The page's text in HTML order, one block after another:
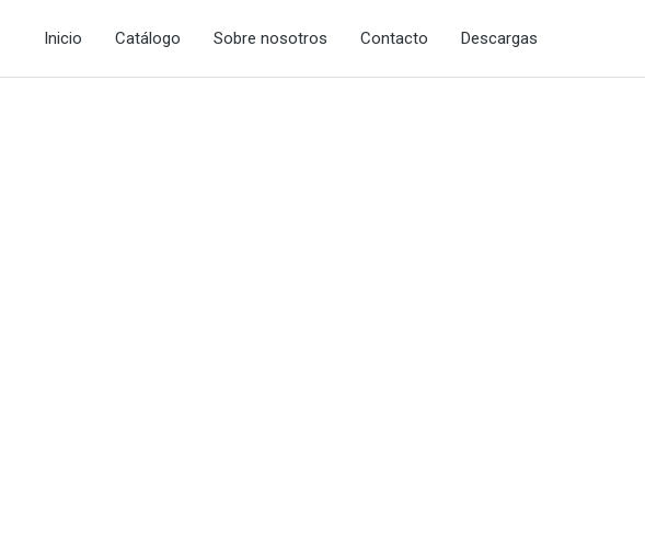
Inicio Catálogo Sobre nosotros Contacto Descargas